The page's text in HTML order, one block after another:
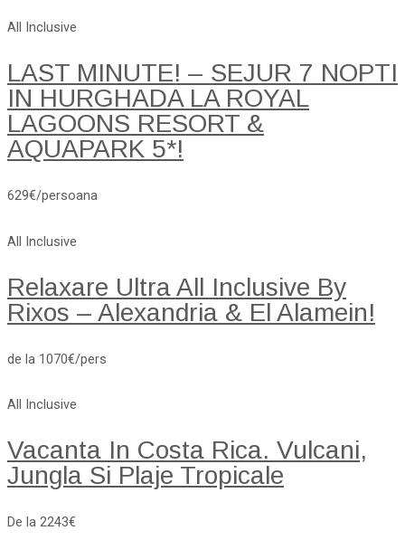
All Inclusive
LAST MINUTE! – SEJUR 7 NOPTI
IN HURGHADA LA ROYAL
LAGOONS RESORT &
AQUAPARK 5*!
629€/persoana
All Inclusive
Relaxare Ultra All Inclusive By
Rixos – Alexandria & El Alamein!
de la 1070€/pers
All Inclusive
Vacanta In Costa Rica. Vulcani,
Jungla Si Plaje Tropicale
De la 2243€